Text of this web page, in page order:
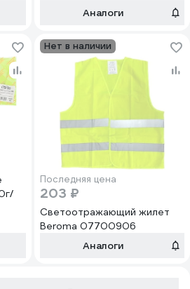
Аналоги
Нет в наличии
Последняя цена
203 ₽
Светоотражающий жилет
Beroma 07700906
Аналоги